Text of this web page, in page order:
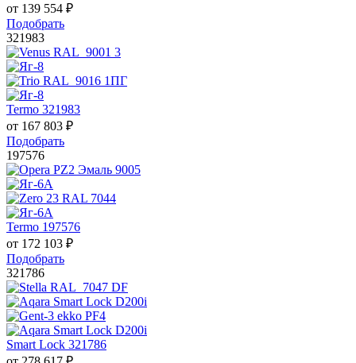
от 139 554 ₽
Подобрать
321983
Termo 321983
от 167 803 ₽
Подобрать
197576
Termo 197576
от 172 103 ₽
Подобрать
321786
Smart Lock 321786